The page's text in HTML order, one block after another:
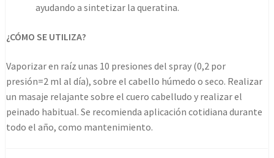
ayudando a sintetizar la queratina.
¿CÓMO SE UTILIZA?
Vaporizar en raíz unas 10 presiones del spray (0,2 por
presión=2 ml al día), sobre el cabello húmedo o seco. Realizar
un masaje relajante sobre el cuero cabelludo y realizar el
peinado habitual. Se recomienda aplicación cotidiana durante
todo el año, como mantenimiento.